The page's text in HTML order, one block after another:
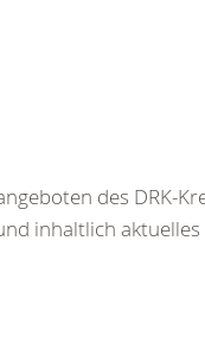
des DRK-
inhaltlich